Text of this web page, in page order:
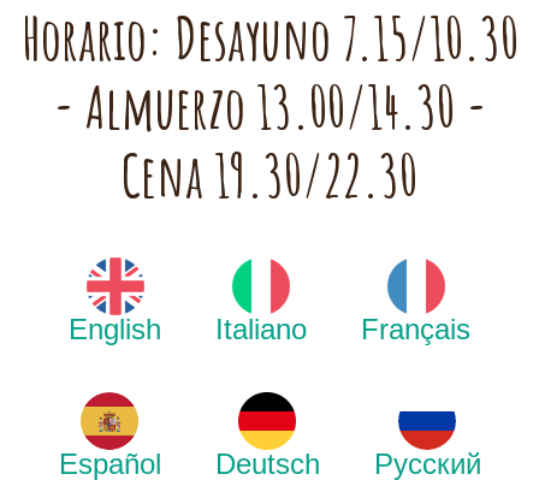
Horario: Desayuno 7.15/10.30
- Almuerzo 13.00/14.30 -
Cena 19.30/22.30
English Italiano Français
Español Deutsch Русский